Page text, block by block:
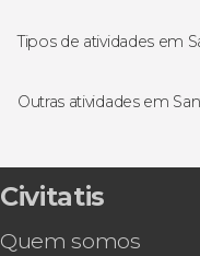
Catedral
Valle Nevado
Tipos de atividades em
Excursões de um
Outras atividades em
Excursão ao
Tour panorâmico
Excursão a Isla
Civitatis
Quem somos